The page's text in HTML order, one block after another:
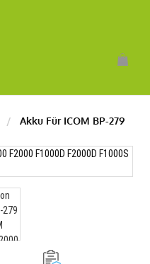
Akku Für ICOM BP-279